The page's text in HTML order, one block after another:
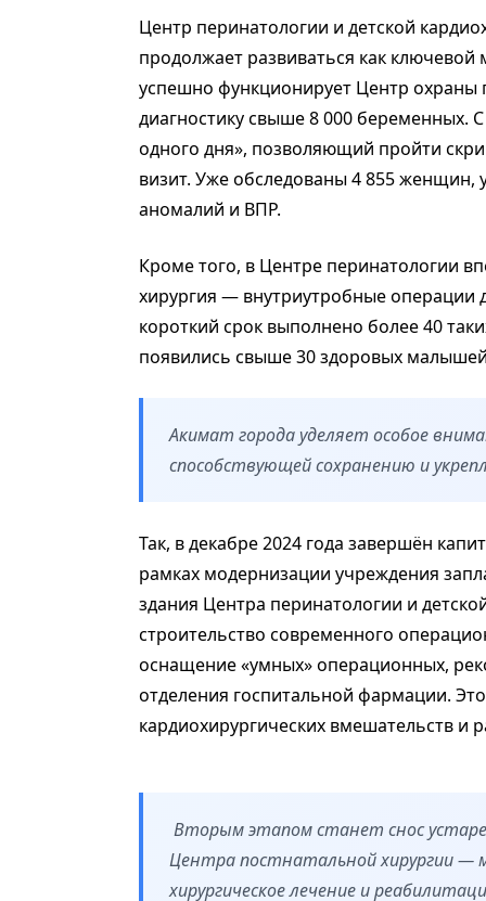
Центр перинатологии и детской
продолжает развиваться как ключевой
успешно функционирует Центр охраны
диагностику свыше 8 000 беременных.
одного дня», позволяющий пройти
визит. Уже обследованы 4 855 женщин,
аномалий и ВПР.
Кроме того, в Центре перинатологии
хирургия — внутриутробные операции
короткий срок выполнено более 40
появились свыше 30 здоровых
Акимат города уделяет особое
способствующей сохранению и
Так, в декабре 2024 года завершён
рамках модернизации учреждения
здания Центра перинатологии и
строительство современного
оснащение «умных» операционных,
отделения госпитальной фармации.
кардиохирургических вмешательств
Вторым этапом станет снос
Центра постнатальной хирургии —
хирургическое лечение и